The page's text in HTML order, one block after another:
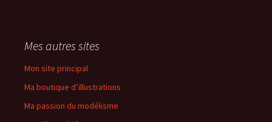
Mes autres sites
Mon site principal
Ma boutique d’illustrations
Ma passion du modélisme